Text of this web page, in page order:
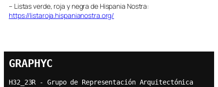
– Listas verde, roja y negra de Hispania Nostra:
https://listaroja.hispanianostra.org/
GRAPHYC
H32_23R - Grupo de Representación Arquitectónica